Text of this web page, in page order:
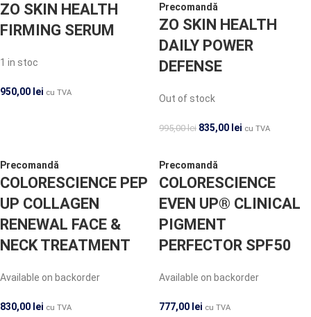
ZO SKIN HEALTH
FIRMING SERUM
1 in stoc
950,00 lei cu TVA
Precomandă
ZO SKIN HEALTH
DAILY POWER
DEFENSE
Out of stock
995,00lei 835,00 lei cu TVA
Precomandă
COLORESCIENCE PEP
UP COLLAGEN
RENEWAL FACE &
NECK TREATMENT
Available on backorder
830,00 lei cu TVA
Precomandă
COLORESCIENCE
EVEN UP® CLINICAL
PIGMENT
PERFECTOR SPF50
Available on backorder
777,00 lei cu TVA